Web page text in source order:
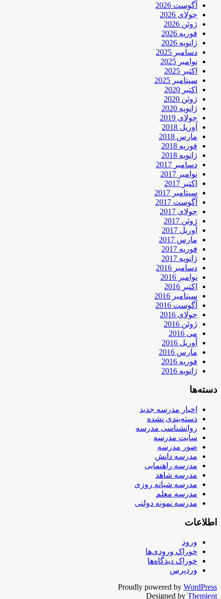
آگوست 2026
جولای 2026
ژوئن 2026
فوریه 2026
ژانویه 2026
دسامبر 2025
نوامبر 2025
اکتبر 2025
سپتامبر 2025
اکتبر 2020
ژوئن 2020
ژانویه 2020
جولای 2019
آوریل 2018
مارس 2018
فوریه 2018
ژانویه 2018
دسامبر 2017
نوامبر 2017
اکتبر 2017
سپتامبر 2017
آگوست 2017
جولای 2017
ژوئن 2017
آوریل 2017
مارس 2017
فوریه 2017
ژانویه 2017
دسامبر 2016
نوامبر 2016
اکتبر 2016
سپتامبر 2016
آگوست 2016
جولای 2016
ژوئن 2016
می 2016
آوریل 2016
مارس 2016
فوریه 2016
ژانویه 2016
دسته‌ها
اخبار مدرسه جدید
دسته‌بندی نشده
روانشناسی مدرسه
سایت مدرسه
صور مدرسه
مدرسه دانش
مدرسه راهنمایی
مدرسه شاهد
مدرسه شبانه روزی
مدرسه معلم
مدرسه نمونه دولتی
اطلاعات
ورود
خوراک ورودی‌ها
خوراک دیدگاه‌ها
وردپرس
Proudly powered by WordPress
Designed by Themient